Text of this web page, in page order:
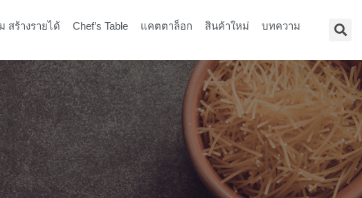
สร้างรายได้ Chef’s Table แคตตาล็อก สินค้าใหม่ บทความ